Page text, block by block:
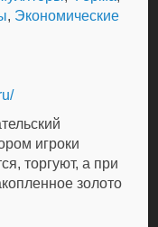
, Экономические
игроки
торгуют, а при
золото